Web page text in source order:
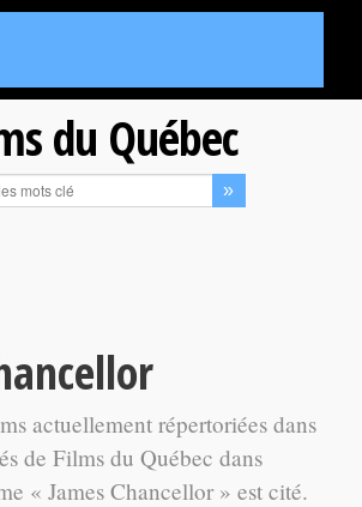
du Québec
actuellement répertoriées dans
de Films du Québec dans
« James Chancellor » est cité.